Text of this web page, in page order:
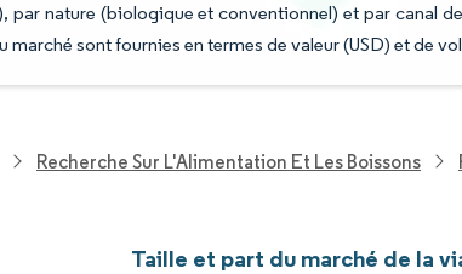
par nature (biologique et conventionnel) et par canal
sont fournies en termes de valeur (USD) et de
Recherche Sur L'Alimentation Et Les Boissons
Taille et part du marché de la